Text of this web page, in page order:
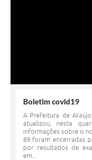
Boletim covid19
A Prefeitura de
atualizou, nesta
informações sobre o
89 foram encerradas
por resultados de
em...